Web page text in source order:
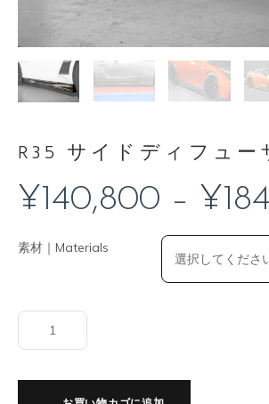
R35 サイドディフュ
¥140,800 – ¥
素材｜Materials
R35
サ
ド